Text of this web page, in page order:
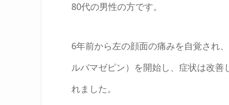
80代の男性の方です。
6年前から左の顔面の痛みを自覚され
ルバマゼピン）を開始し、症状は改
れました。